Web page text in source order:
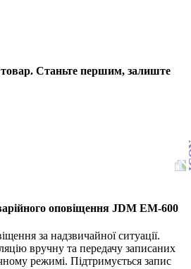
товар. Станьте першим, залиште
оповіщення JDM EM-600
за надзвичайної ситуації.
вручну та передачу записаних
режимі. Підтримується запис